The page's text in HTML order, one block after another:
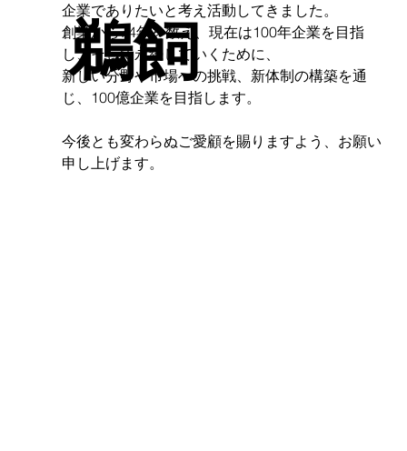
鵜飼
企業でありたいと考え活動してきました。
創業から74年を数え、現在は100年企業を目指
し、そして永続していくために、
新しい分野や市場への挑戦、新体制の構築を通
じ、100億企業を目指します。
今後とも変わらぬご愛顧を賜りますよう、お願い
申し上げます。